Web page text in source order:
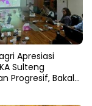
Apresiasi
Sulteng
Progresif, Bakal